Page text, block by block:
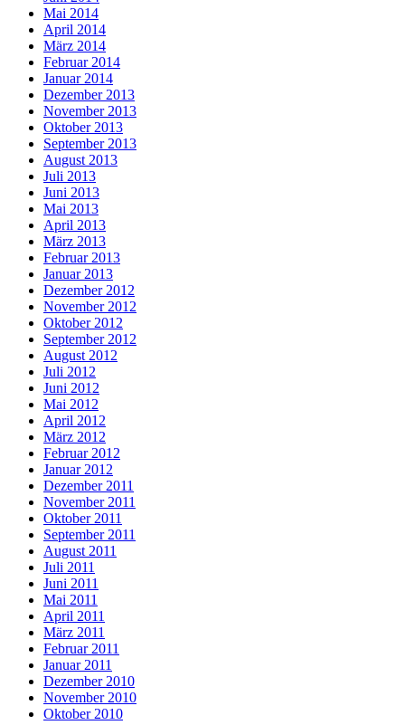
Mai 2014
April 2014
März 2014
Februar 2014
Januar 2014
Dezember 2013
November 2013
Oktober 2013
September 2013
August 2013
Juli 2013
Juni 2013
Mai 2013
April 2013
März 2013
Februar 2013
Januar 2013
Dezember 2012
November 2012
Oktober 2012
September 2012
August 2012
Juli 2012
Juni 2012
Mai 2012
April 2012
März 2012
Februar 2012
Januar 2012
Dezember 2011
November 2011
Oktober 2011
September 2011
August 2011
Juli 2011
Juni 2011
Mai 2011
April 2011
März 2011
Februar 2011
Januar 2011
Dezember 2010
November 2010
Oktober 2010